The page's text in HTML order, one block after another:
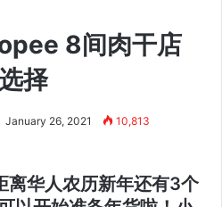
8间肉干店
择
January 26, 2021 10,813
离华人农历新年还有3个